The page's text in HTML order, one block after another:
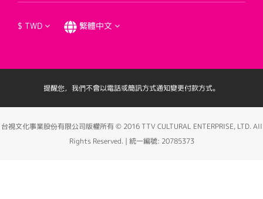
$ TWD 繁體中文
提醒您，我們不會以電話或簡訊方式通知變更付款方式。
台視文化事業股份有限公司版權所有 © 2016 TTV CULTURAL ENTERPRISE, LTD. All
Rights Reserved. | 統一編號: 20785373